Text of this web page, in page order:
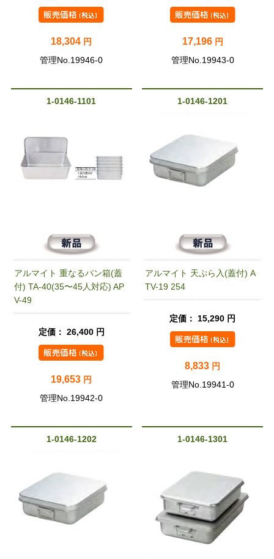
18,304 円
管理No.19946-0
17,196 円
管理No.19943-0
1-0146-1101
アルマイト 重なるパン箱(蓋
付) TA-40(35〜45人対応) AP
V-49
定価： 26,400 円
19,653 円
管理No.19942-0
1-0146-1201
アルマイト 天ぷら入(蓋付) A
TV-19 254
定価： 15,290 円
8,833 円
管理No.19941-0
1-0146-1202 1-0146-1301